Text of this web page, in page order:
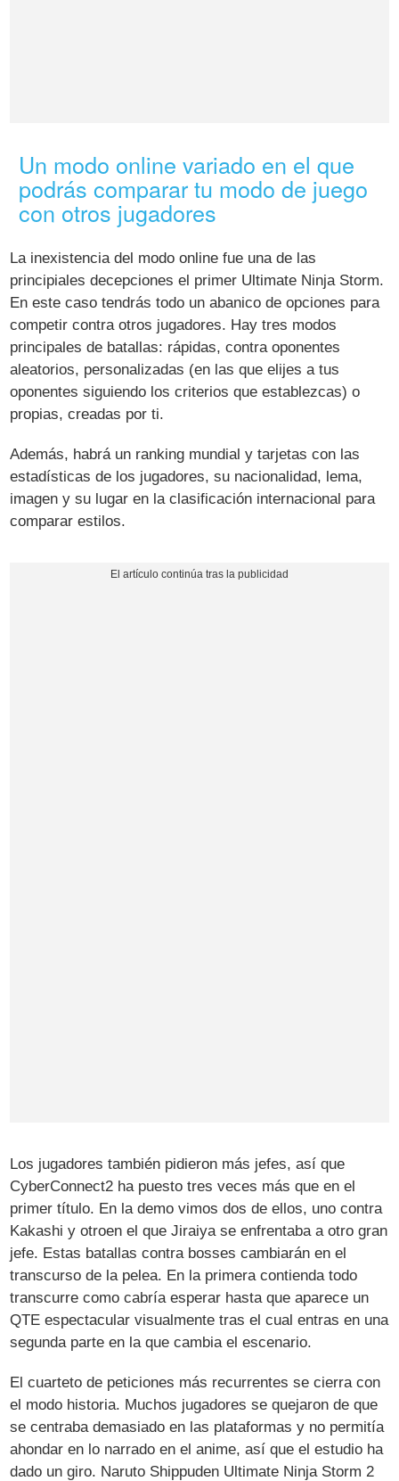
Un modo online variado en el que
podrás comparar tu modo de juego
con otros jugadores
La inexistencia del modo online fue una de las
principiales decepciones el primer Ultimate Ninja Storm.
En este caso tendrás todo un abanico de opciones para
competir contra otros jugadores. Hay tres modos
principales de batallas: rápidas, contra oponentes
aleatorios, personalizadas (en las que elijes a tus
oponentes siguiendo los criterios que establezcas) o
propias, creadas por ti.
Además, habrá un ranking mundial y tarjetas con las
estadísticas de los jugadores, su nacionalidad, lema,
imagen y su lugar en la clasificación internacional para
comparar estilos.
Los jugadores también pidieron más jefes, así que
CyberConnect2 ha puesto tres veces más que en el
primer título. En la demo vimos dos de ellos, uno contra
Kakashi y otroen el que Jiraiya se enfrentaba a otro gran
jefe. Estas batallas contra bosses cambiarán en el
transcurso de la pelea. En la primera contienda todo
transcurre como cabría esperar hasta que aparece un
QTE espectacular visualmente tras el cual entras en una
segunda parte en la que cambia el escenario.
El cuarteto de peticiones más recurrentes se cierra con
el modo historia. Muchos jugadores se quejaron de que
se centraba demasiado en las plataformas y no permitía
ahondar en lo narrado en el anime, así que el estudio ha
dado un giro. Naruto Shippuden Ultimate Ninja Storm 2